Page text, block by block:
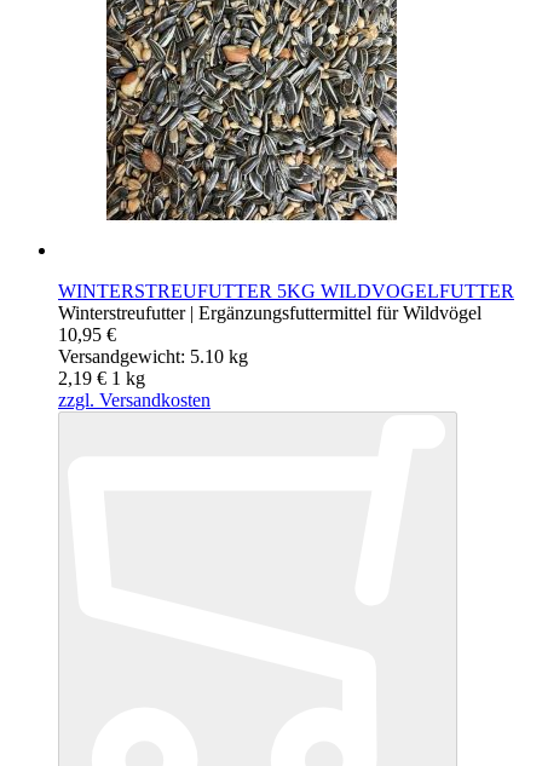
WINTERSTREUFUTTER 5KG WILDVOGELFUTTER
Winterstreufutter | Ergänzungsfuttermittel für Wildvögel
10,95 €
Versandgewicht: 5.10 kg
2,19 € 1 kg
zzgl. Versandkosten